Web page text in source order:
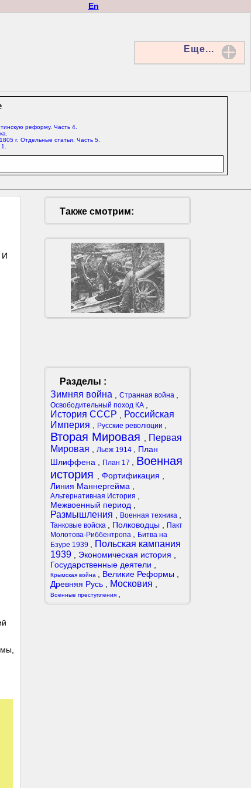
En
Еще...
реформу. Часть 4.
г. Отдельные статьи. Часть 5.
И
Также смотрим:
Разделы :
Зимняя война
Странная война
Освободительный поход КА
История СССР
Российская
Империя
Русские революции
Вторая Мировая
Первая
Мировая
Льеж 1914
План
Шлиффена
План 17
Военная
история
Фортификация
Линия Маннергейма
Альтернативная История
Межвоенный период
Размышления Военная техника
Танковые войска Полководцы
Пакт
Молотова-Риббентропа
Битва на
Бзуре 1939
Польская кампания
1939
Экономическая история
Государственные деятели
Крымская война Великие Реформы
Древняя Русь
Московия
Военные преступления